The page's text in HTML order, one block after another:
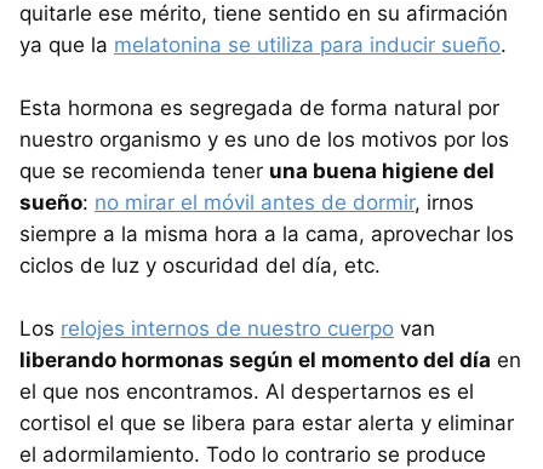
quitarle ese mérito, tiene sentido en su afirmación
ya que la melatonina se utiliza para inducir sueño.
Esta hormona es segregada de forma natural por
nuestro organismo y es uno de los motivos por los
que se recomienda tener una buena higiene del
sueño: no mirar el móvil antes de dormir, irnos
siempre a la misma hora a la cama, aprovechar los
ciclos de luz y oscuridad del día, etc.
Los relojes internos de nuestro cuerpo van
liberando hormonas según el momento del día en
el que nos encontramos. Al despertarnos es el
cortisol el que se libera para estar alerta y eliminar
el adormilamiento. Todo lo contrario se produce